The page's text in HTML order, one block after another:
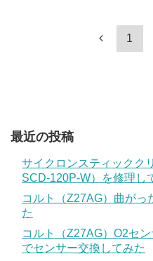
1
最近の投稿
サイクロンスティックク
SCD-120P-W）を修理し
コルト（Z27AG）曲がっ
た
コルト（Z27AG）O2セ
でセンサー交換してみた